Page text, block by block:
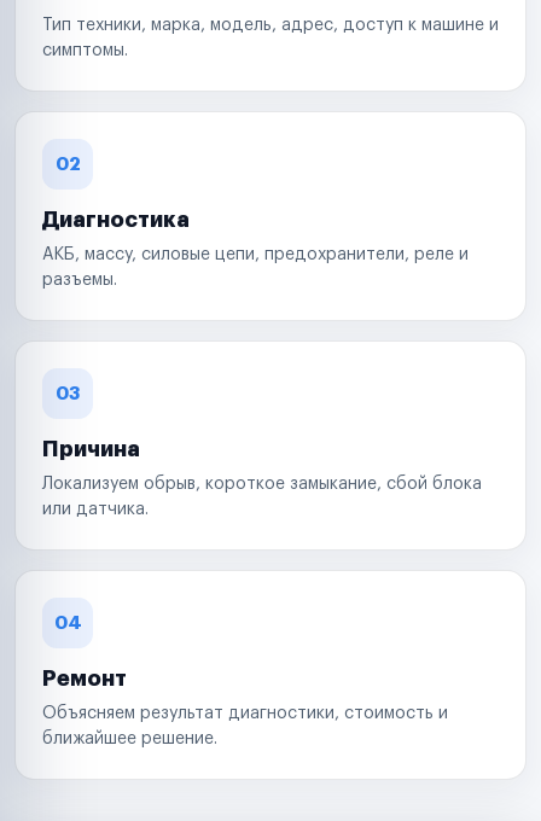
Тип техники, марка, модель, адрес, доступ к машине и
симптомы.
02
Диагностика
АКБ, массу, силовые цепи, предохранители, реле и
разъемы.
03
Причина
Локализуем обрыв, короткое замыкание, сбой блока
или датчика.
04
Ремонт
Объясняем результат диагностики, стоимость и
ближайшее решение.